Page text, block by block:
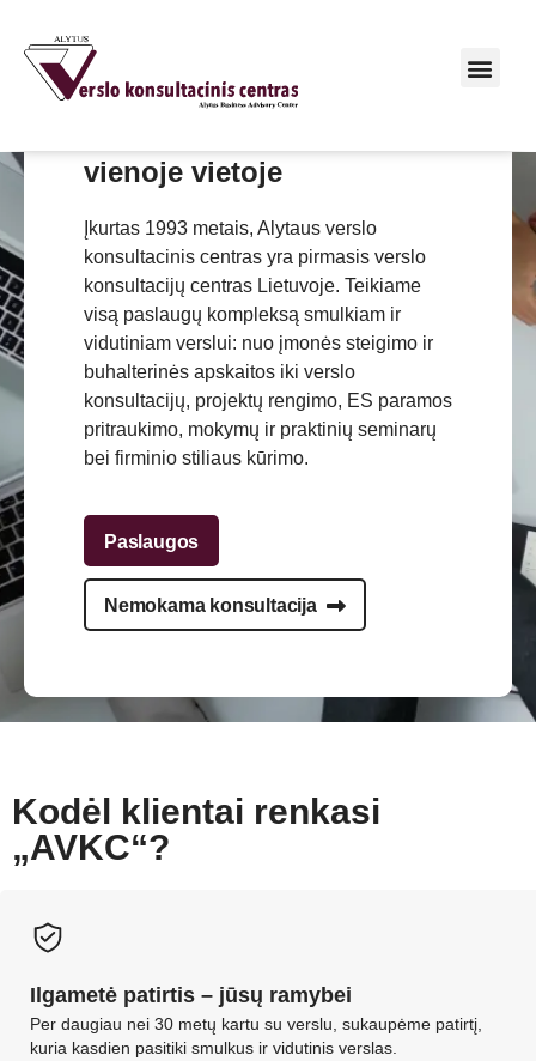
vienoje vietoje
Įkurtas 1993 metais, Alytaus verslo
konsultacinis centras yra pirmasis verslo
konsultacijų centras Lietuvoje. Teikiame
visą paslaugų kompleksą smulkiam ir
vidutiniam verslui: nuo įmonės steigimo ir
buhalterinės apskaitos iki verslo
konsultacijų, projektų rengimo, ES paramos
pritraukimo, mokymų ir praktinių seminarų
bei firminio stiliaus kūrimo.
Paslaugos
Nemokama konsultacija
Kodėl klientai renkasi
„AVKC“?
Ilgametė patirtis – jūsų ramybei
Per daugiau nei 30 metų kartu su verslu, sukaupėme patirtį,
kuria kasdien pasitiki smulkus ir vidutinis verslas.